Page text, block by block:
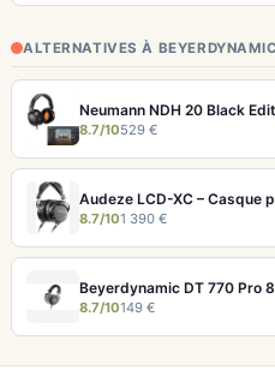
ALTERNATIVES À
8.7/10529 €
8.7/101 390 €
8.7/10149 €